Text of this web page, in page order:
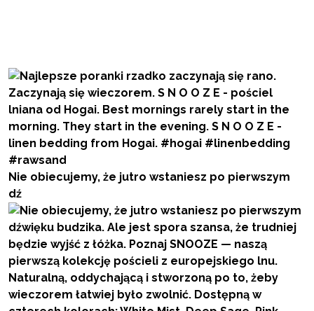
Nie obiecujemy, że jutro wstaniesz po pierwszym
dź